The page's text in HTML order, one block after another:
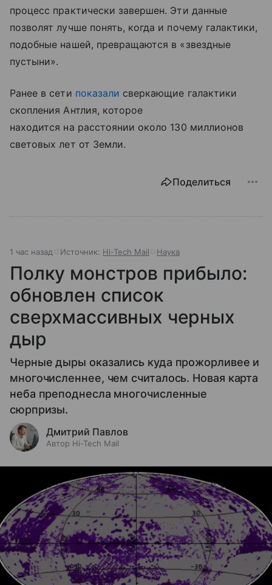
процесс практически завершен. Эти данные
позволят лучше понять, когда и почему галактики,
подобные нашей, превращаются в «звездные
пустыни».
Ранее в сети показали сверкающие галактики
скопления Антлия, которое
находится на расстоянии около 130 миллионов
световых лет от Земли.
Поделиться
1 час назад Источник: Hi-Tech Mail Наука
Полку монстров прибыло:
обновлен список
сверхмассивных черных
дыр
Черные дыры оказались куда прожорливее и
многочисленнее, чем считалось. Новая карта
неба преподнесла многочисленные
сюрпризы.
Дмитрий Павлов
Автор Hi-Tech Mail